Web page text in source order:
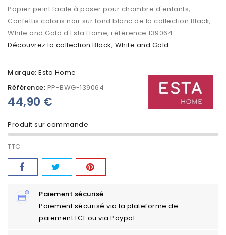
Papier peint facile à poser pour chambre d'enfants,
Confettis coloris noir sur fond blanc de la collection Black,
White and Gold d'Esta Home, référence 139064.
Découvrez la collection Black, White and Gold
Marque: Esta Home
Référence: PP-BWG-139064
Produit sur commande
44,90 €
TTC
Paiement sécurisé
Paiement sécurisé via la plateforme de
paiement LCL ou via Paypal